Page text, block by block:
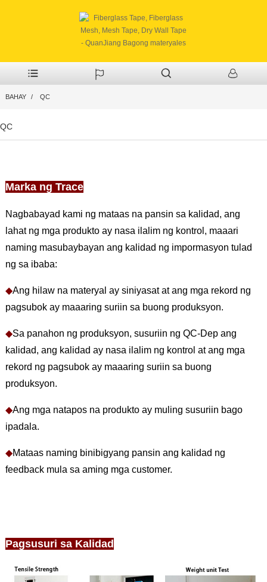
BAHAY QC
QC
Marka ng Trace
Nagbabayad kami ng mataas na pansin sa kalidad, ang
lahat ng mga produkto ay nasa ilalim ng kontrol, maaari
naming masubaybayan ang kalidad ng impormasyon tulad
ng sa ibaba:
◆Ang hilaw na materyal ay siniyasat at ang mga rekord ng
pagsubok ay maaaring suriin sa buong produksyon.
◆Sa panahon ng produksyon, susuriin ng QC-Dep ang
kalidad, ang kalidad ay nasa ilalim ng kontrol at ang mga
rekord ng pagsubok ay maaaring suriin sa buong
produksyon.
◆Ang mga natapos na produkto ay muling susuriin bago
ipadala.
◆Mataas naming binibigyang pansin ang kalidad ng
feedback mula sa aming mga customer.
Pagsusuri sa Kalidad